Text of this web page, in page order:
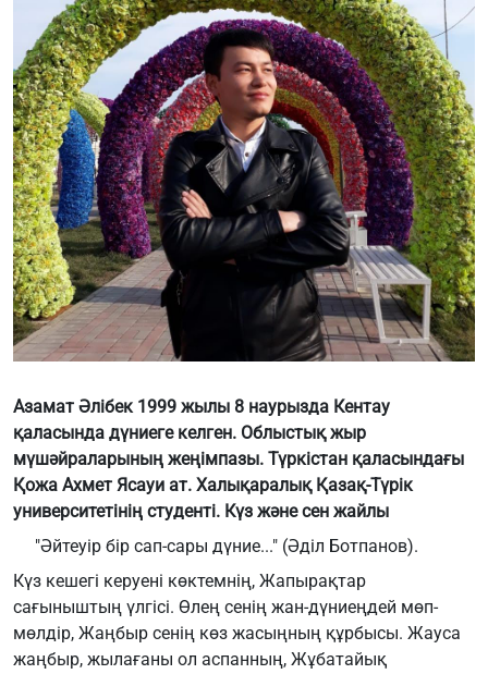
Азамат Әлібек 1999 жылы 8 наурызда Кентау
қаласында дүниеге келген. Облыстық жыр
мүшәйраларының жеңімпазы. Түркістан қаласындағы
Қожа Ахмет Ясауи ат. Халықаралық Қазақ-Түрік
университетінің студенті. Күз және сен жайлы
"Әйтеуір бір сап-сары дүние..." (Әділ Ботпанов).
Күз кешегі керуені көктемнің, Жапырақтар
сағыныштың үлгісі. Өлең сенің жан-дүниеңдей мөп-
мөлдір, Жаңбыр сенің көз жасыңның құрбысы. Жауса
жаңбыр, жылағаны ол аспанның, Жұбатайық